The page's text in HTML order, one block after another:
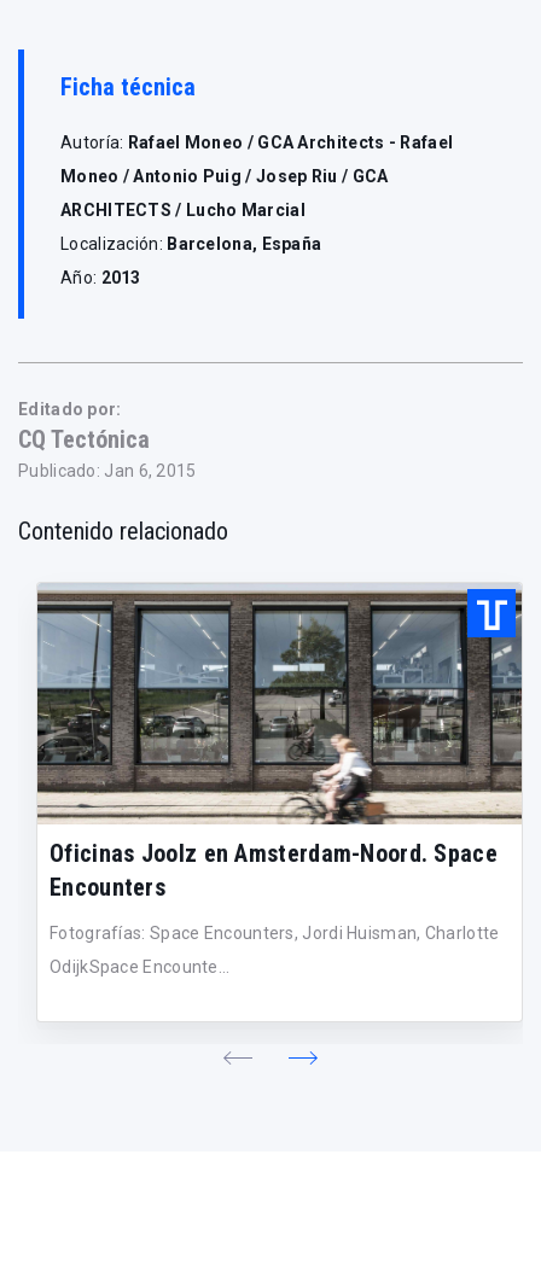
Ficha técnica
Autoría: Rafael Moneo / GCA Architects - Rafael
Moneo / Antonio Puig / Josep Riu / GCA
ARCHITECTS / Lucho Marcial
Localización: Barcelona, España
Año: 2013
Editado por:
CQ Tectónica
Publicado: Jan 6, 2015
Contenido relacionado
Oficinas Joolz en Amsterdam-Noord. Space
Encounters
Fotografías: Space Encounters, Jordi Huisman, Charlotte
OdijkSpace Encounte...